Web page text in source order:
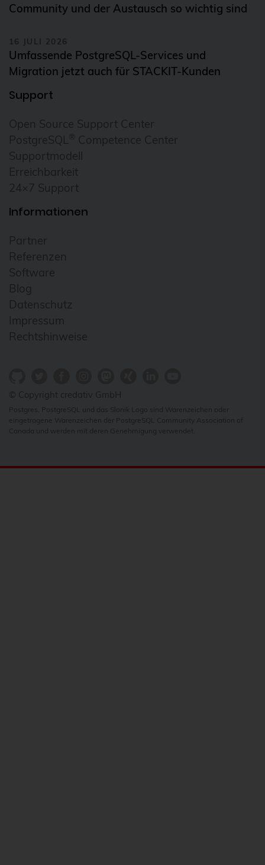
Community und der Austausch so wichtig sind
16 JULI 2026
Umfassende PostgreSQL-Services und
Migration jetzt auch für STACKIT-Kunden
Support
Open Source Support Center
PostgreSQL ® Competence Center
Supportmodell
Erreichbarkeit
24×7 Support
Informationen
Partner
Referenzen
Software
Blog
Datenschutz
Impressum
Rechtshinweise
© Copyright credativ GmbH
Postgres, PostgreSQL und das Slonik Logo sind Warenzeichen oder
eingetragene Warenzeichen der PostgreSQL Community Association of
Canada und werden mit deren Genehmigung verwendet.